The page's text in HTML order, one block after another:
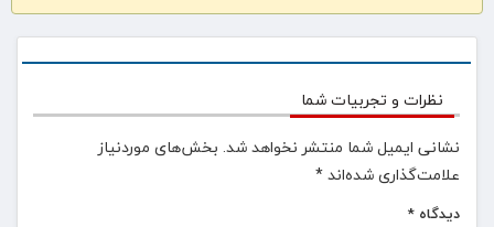
نظرات و تجربیات شما
نشانی ایمیل شما منتشر نخواهد شد. بخش‌های موردنیاز
علامت‌گذاری شده‌اند*
دیدگاه *